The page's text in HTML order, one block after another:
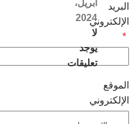
البريد
الإلكتروني
*
الموقع
الإلكتروني
أبريل،
2024
لا
يوجد
تعليقات